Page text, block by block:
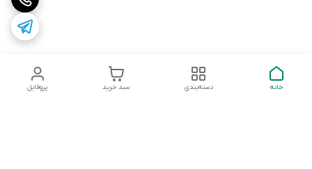
پروفایل سبد خرید دسته‌بندی خانه